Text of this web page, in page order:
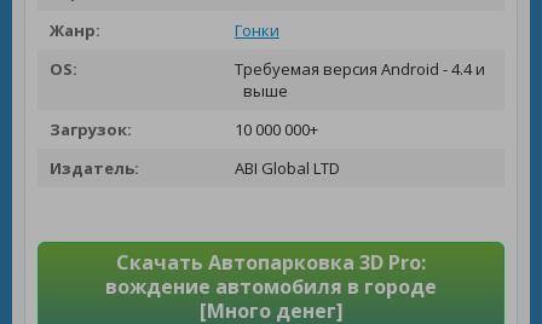
Жанр:
Гонки
OS:
Требуемая версия Android - 4.4 и
выше
Загрузок:
10 000 000+
Издатель:
ABI Global LTD
Скачать Автопарковка 3D Pro:
вождение автомобиля в городе
[Много денег]